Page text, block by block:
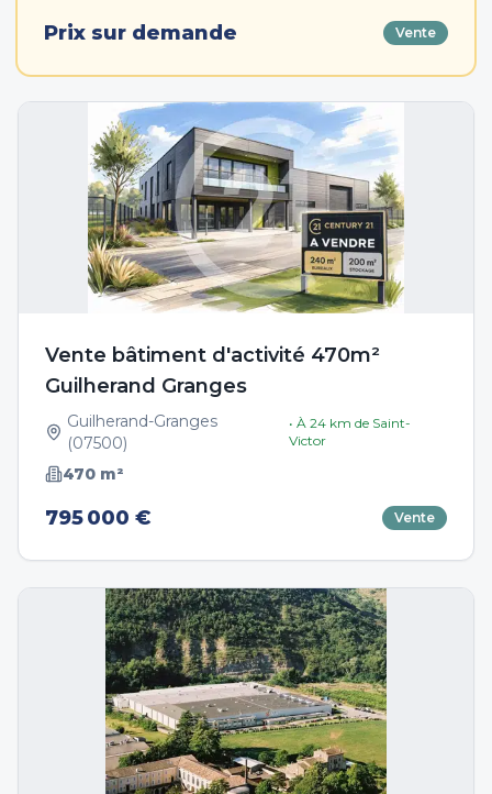
Prix sur demande Vente
Vente bâtiment d'activité 470m²
Guilherand Granges
Guilherand-Granges
(07500)
• À24 km de Saint-
Victor
470 m²
795 000 € Vente